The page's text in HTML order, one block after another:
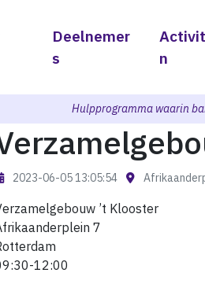
Deelnemer
s
n
Hulpprogramma waarin
2023-06-05 13:05:54
’t Klooster
7
12:00